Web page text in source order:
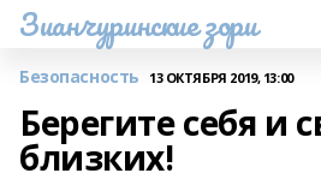
Зианчуринские зори
Безопасность 13 ОКТЯБРЯ 2019, 13:00
Берегите себя и
близких!